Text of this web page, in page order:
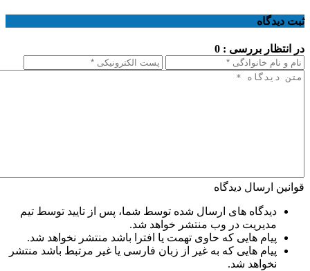
ثبت دیدگاه
در انتظار بررسی : 0
قوانین ارسال دیدگاه
دیدگاه های ارسال شده توسط شما، پس از تایید توسط تیم
مدیریت در وب منتشر خواهد شد.
پیام هایی که حاوی تهمت یا افترا باشد منتشر نخواهد شد.
پیام هایی که به غیر از زبان فارسی یا غیر مرتبط باشد منتشر
نخواهد شد.